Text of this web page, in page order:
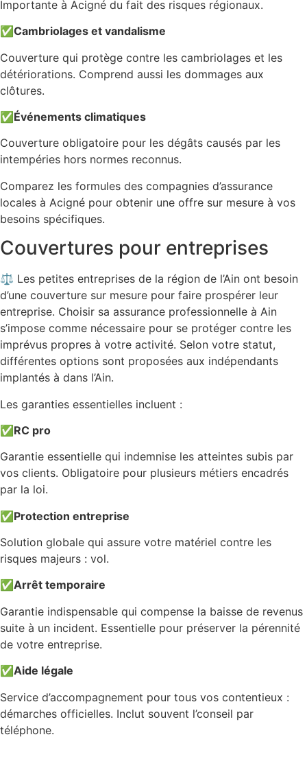
Importante à Acigné du fait des risques régionaux.
✅Cambriolages et vandalisme
Couverture qui protège contre les cambriolages et les
détériorations. Comprend aussi les dommages aux
clôtures.
✅Événements climatiques
Couverture obligatoire pour les dégâts causés par les
intempéries hors normes reconnus.
Comparez les formules des compagnies d’assurance
locales à Acigné pour obtenir une offre sur mesure à vos
besoins spécifiques.
Couvertures pour entreprises
⚖️ Les petites entreprises de la région de l’Ain ont besoin
d’une couverture sur mesure pour faire prospérer leur
entreprise. Choisir sa assurance professionnelle à Ain
s’impose comme nécessaire pour se protéger contre les
imprévus propres à votre activité. Selon votre statut,
différentes options sont proposées aux indépendants
implantés à dans l’Ain.
Les garanties essentielles incluent :
✅RC pro
Garantie essentielle qui indemnise les atteintes subis par
vos clients. Obligatoire pour plusieurs métiers encadrés
par la loi.
✅Protection entreprise
Solution globale qui assure votre matériel contre les
risques majeurs : vol.
✅Arrêt temporaire
Garantie indispensable qui compense la baisse de revenus
suite à un incident. Essentielle pour préserver la pérennité
de votre entreprise.
✅Aide légale
Service d’accompagnement pour tous vos contentieux :
démarches officielles. Inclut souvent l’conseil par
téléphone.